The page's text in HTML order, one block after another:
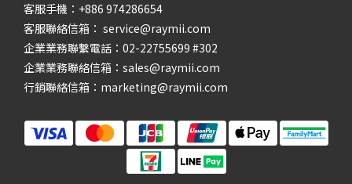
客服手機：+886 974286654
客服聯絡信箱： service@raymii.com
企業業務聯繫電話：02-22755699 #302
企業業務聯絡信箱：sales@raymii.com
行銷聯絡信箱：marketing@raymii.com